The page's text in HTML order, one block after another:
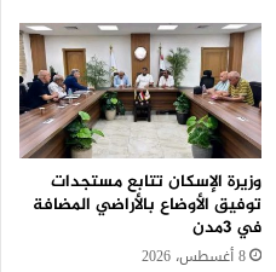
وزيرة الإسكان تتابع مستجدات
توفيق الأوضاع بالأراضي المضافة
في 3مدن
8 أغسطس، 2026